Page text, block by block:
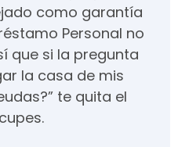
como garantía
Personal no
que si la pregunta
la casa de mis
te quita el